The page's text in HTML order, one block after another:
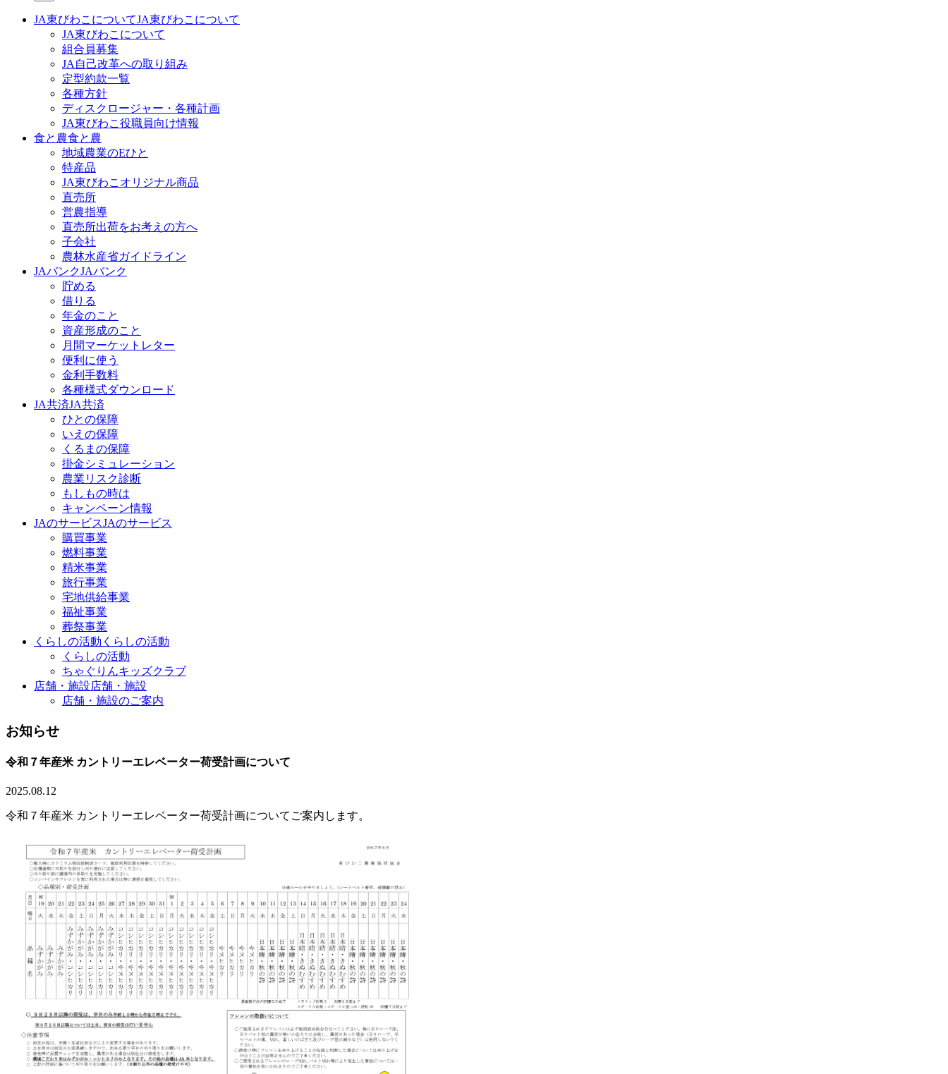
JA東びわこについてJA東びわこについて
JA東びわこについて
組合員募集
JA自己改革への取り組み
定型約款一覧
各種方針
ディスクロージャー・各種計画
JA東びわこ役職員向け情報
食と農食と農
地域農業のEひと
特産品
JA東びわこオリジナル商品
直売所
営農指導
直売所出荷をお考えの方へ
子会社
農林水産省ガイドライン
JAバンクJAバンク
貯める
借りる
年金のこと
資産形成のこと
月間マーケットレター
便利に使う
金利手数料
各種様式ダウンロード
JA共済JA共済
ひとの保障
いえの保障
くるまの保障
掛金シミュレーション
農業リスク診断
もしもの時は
キャンペーン情報
JAのサービスJAのサービス
購買事業
燃料事業
精米事業
旅行事業
宅地供給事業
福祉事業
葬祭事業
くらしの活動 くらしの活動
くらしの活動
ちゃぐりんキッズクラブ
店舗・施設店舗・施設
店舗・施設のご案内
お知らせ
令和７年産米 カントリーエレベーター荷受計画について
2025.08.12
令和７年産米 カントリーエレベーター荷受計画についてご案内します。